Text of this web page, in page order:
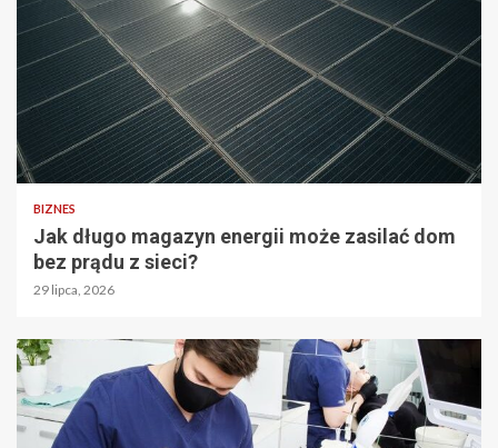
BIZNES
Jak długo magazyn energii może zasilać dom
bez prądu z sieci?
29 lipca, 2026